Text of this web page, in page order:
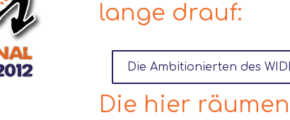
lange drauf:
Die Ambitionierten des
Die hier